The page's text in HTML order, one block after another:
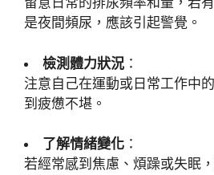
是夜間頻尿，應該引起警覺。
檢測體力狀況 ：
注意自己在運動或日常工作中
到疲憊不堪。
了解情緒變化 ：
若經常感到焦慮、煩躁或失眠